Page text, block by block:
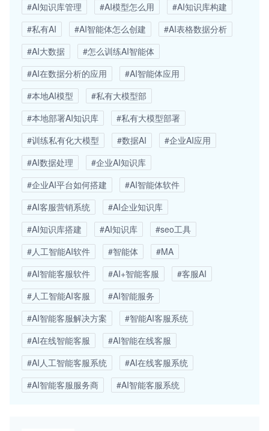
#AI知识库管理
#AI模型怎么用
#AI知识库构建
#私有AI
#AI智能体怎么创建
#AI表格数据分析
#AI大数据
#怎么训练AI智能体
#AI在数据分析的应用
#AI智能体应用
#本地AI模型
#私有大模型部
#本地部署AI知识库
#私有大模型部署
#训练私有化大模型
#数据AI
#企业AI应用
#AI数据处理
#企业AI知识库
#企业AI平台如何搭建
#AI智能体软件
#AI客服营销系统
#AI企业知识库
#AI知识库搭建
#AI知识库
#seo工具
#人工智能AI软件
#智能体
#MA
#AI智能客服软件
#AI+智能客服
#客服AI
#人工智能AI客服
#AI智能服务
#AI智能客服解决方案
#智能AI客服系统
#AI在线智能客服
#AI智能在线客服
#AI人工智能客服系统
#AI在线客服系统
#AI智能客服服务商
#AI智能客服系统